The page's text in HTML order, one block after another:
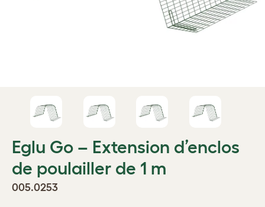
Eglu Go – Extension d’enclos
de poulailler de 1 m
005.0253